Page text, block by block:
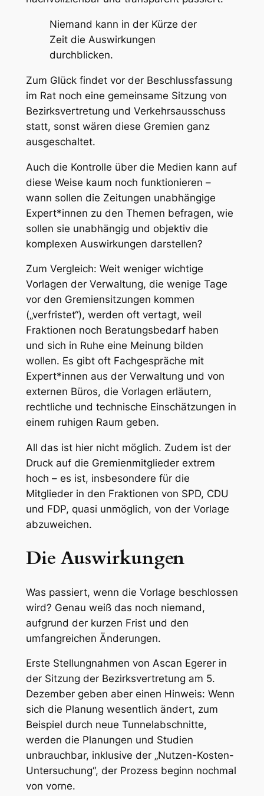
Niemand kann in der Kürze der
Zeit die Auswirkungen
durchblicken.
Zum Glück findet vor der Beschlussfassung
im Rat noch eine gemeinsame Sitzung von
Bezirksvertretung und Verkehrsausschuss
statt, sonst wären diese Gremien ganz
ausgeschaltet.
Auch die Kontrolle über die Medien kann auf
diese Weise kaum noch funktionieren –
wann sollen die Zeitungen unabhängige
Expert*innen zu den Themen befragen, wie
sollen sie unabhängig und objektiv die
komplexen Auswirkungen darstellen?
Zum Vergleich: Weit weniger wichtige
Vorlagen der Verwaltung, die wenige Tage
vor den Gremiensitzungen kommen
(„verfristet“), werden oft vertagt, weil
Fraktionen noch Beratungsbedarf haben
und sich in Ruhe eine Meinung bilden
wollen. Es gibt oft Fachgespräche mit
Expert*innen aus der Verwaltung und von
externen Büros, die Vorlagen erläutern,
rechtliche und technische Einschätzungen in
einem ruhigen Raum geben.
All das ist hier nicht möglich. Zudem ist der
Druck auf die Gremienmitglieder extrem
hoch – es ist, insbesondere für die
Mitglieder in den Fraktionen von SPD, CDU
und FDP, quasi unmöglich, von der Vorlage
abzuweichen.
Die Auswirkungen
Was passiert, wenn die Vorlage beschlossen
wird? Genau weiß das noch niemand,
aufgrund der kurzen Frist und den
umfangreichen Änderungen.
Erste Stellungnahmen von Ascan Egerer in
der Sitzung der Bezirksvertretung am 5.
Dezember geben aber einen Hinweis: Wenn
sich die Planung wesentlich ändert, zum
Beispiel durch neue Tunnelabschnitte,
werden die Planungen und Studien
unbrauchbar, inklusive der „Nutzen-Kosten-
Untersuchung“, der Prozess beginn nochmal
von vorne.